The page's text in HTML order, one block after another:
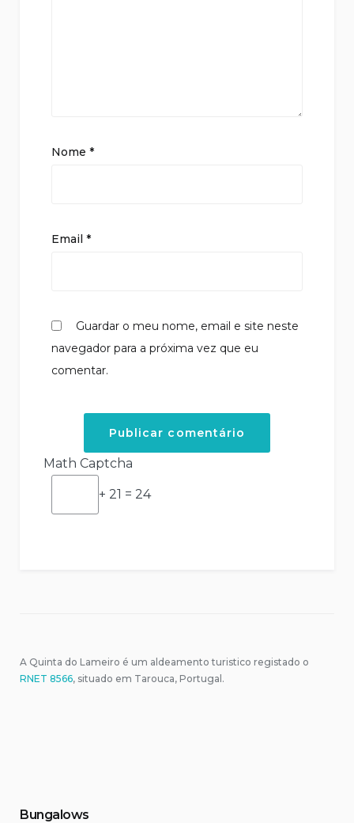
Nome *
Email *
Guardar o meu nome, email e site neste
navegador para a próxima vez que eu
comentar.
Math Captcha
+ 21 = 24
A Quinta do Lameiro é um aldeamento turistico registado o
RNET 8566, situado em Tarouca, Portugal.
Bungalows